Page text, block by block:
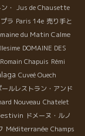
・ Jus de Chausette
ラ Paris 14e 売り手と
du Matin Calme
DOMAINE DES
Romain Chapuis Rémi
Cuveé Ouech
ールレストラン・アンド
Nouveau Chatelet
ドメーヌ・ルノ
Méditerranée Champs